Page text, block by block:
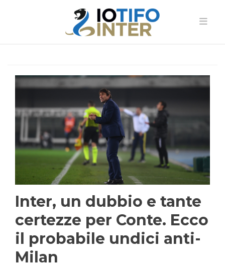
Inter, un dubbio e tante
certezze per Conte. Ecco
il probabile undici anti-
Milan